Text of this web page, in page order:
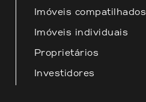
Imóveis compatilhados
Imóveis individuais
Proprietários
Investidores